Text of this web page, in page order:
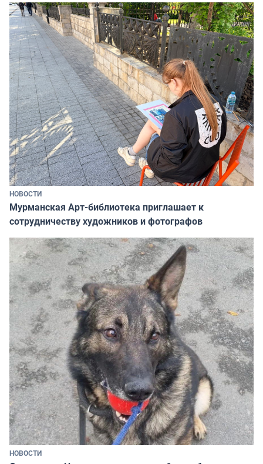
НОВОСТИ
Мурманская Арт-библиотека приглашает к
сотрудничеству художников и фотографов
НОВОСТИ